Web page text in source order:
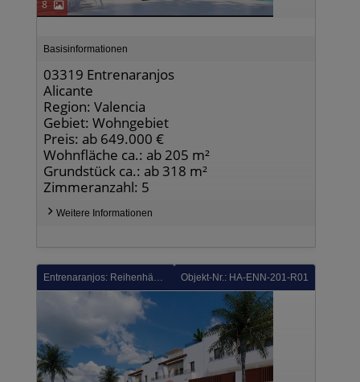
8
Basisinformationen
03319 Entrenaranjos
Alicante
Region: Valencia
Gebiet: Wohngebiet
Preis: ab 649.000 €
Wohnfläche ca.: ab 205 m²
Grundstück ca.: ab 318 m²
Zimmeranzahl: 5
Weitere Informationen
Objekt-Nr.: HA-ENN-201-R01